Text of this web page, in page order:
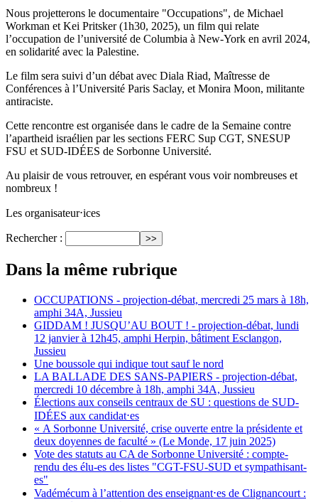
Nous projetterons le documentaire "Occupations", de Michael
Workman et Kei Pritsker (1h30, 2025), un film qui relate
l’occupation de l’université de Columbia à New-York en avril 2024,
en solidarité avec la Palestine.
Le film sera suivi d’un débat avec Diala Riad, Maîtresse de
Conférences à l’Université Paris Saclay, et Monira Moon, militante
antiraciste.
Cette rencontre est organisée dans le cadre de la Semaine contre
l’apartheid israélien par les sections FERC Sup CGT, SNESUP
FSU et SUD-IDÉES de Sorbonne Université.
Au plaisir de vous retrouver, en espérant vous voir nombreuses et
nombreux !
Les organisateur⋅ices
Rechercher :
Dans la même rubrique
OCCUPATIONS - projection-débat, mercredi 25 mars à 18h,
amphi 34A, Jussieu
GIDDAM ! JUSQU’AU BOUT ! - projection-débat, lundi
12 janvier à 12h45, amphi Herpin, bâtiment Esclangon,
Jussieu
Une boussole qui indique tout sauf le nord
LA BALLADE DES SANS-PAPIERS - projection-débat,
mercredi 10 décembre à 18h, amphi 34A, Jussieu
Élections aux conseils centraux de SU : questions de SUD-
IDÉES aux candidat⋅es
« A Sorbonne Université, crise ouverte entre la présidente et
deux doyennes de faculté » (Le Monde, 17 juin 2025)
Vote des statuts au CA de Sorbonne Université : compte-
rendu des élu-es des listes "CGT-FSU-SUD et sympathisant-
es"
Vadémécum à l’attention des enseignant⋅es de Clignancourt :